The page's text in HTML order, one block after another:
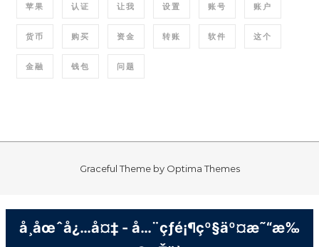
苹果 认证 让我 设置 账号 账户
货币 购买 资金 转账 软件 这个
金融 钱包 问题
Graceful Theme by Optima Themes